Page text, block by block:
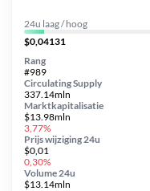
24u laag / hoog
$0,04131
Circulating Supply
337.14mln
Prijs wijziging 24u
$0,01
0,30%
Marktkapitalisatie
$13.98mln
3,77%
Volume 24u
$13.14mln
Rang
#989